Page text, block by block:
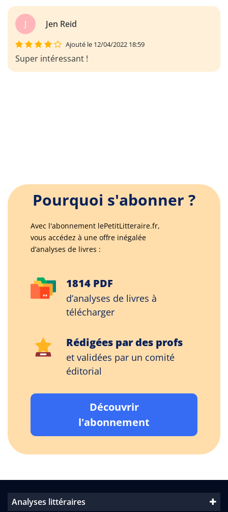
J Jen Reid
Ajouté le 12/04/2022 18:59
Super intéressant !
Pourquoi s'abonner ?
Avec l'abonnement lePetitLitteraire.fr,
vous accédez à une offre inégalée
d’analyses de livres :
1814 PDF
d’analyses de livres à
télécharger
Rédigées par des profs
et validées par un comité
éditorial
Découvrir
l'abonnement
Analyses littéraires